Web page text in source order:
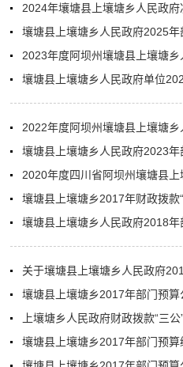
2024年壤塘县上壤塘乡人民政府
壤塘县上壤塘乡人民政府2023年
壤塘县上壤塘乡人民政府2018年
壤塘县上壤塘乡2017年部门预算
壤塘县上壤塘乡2017年部门预算